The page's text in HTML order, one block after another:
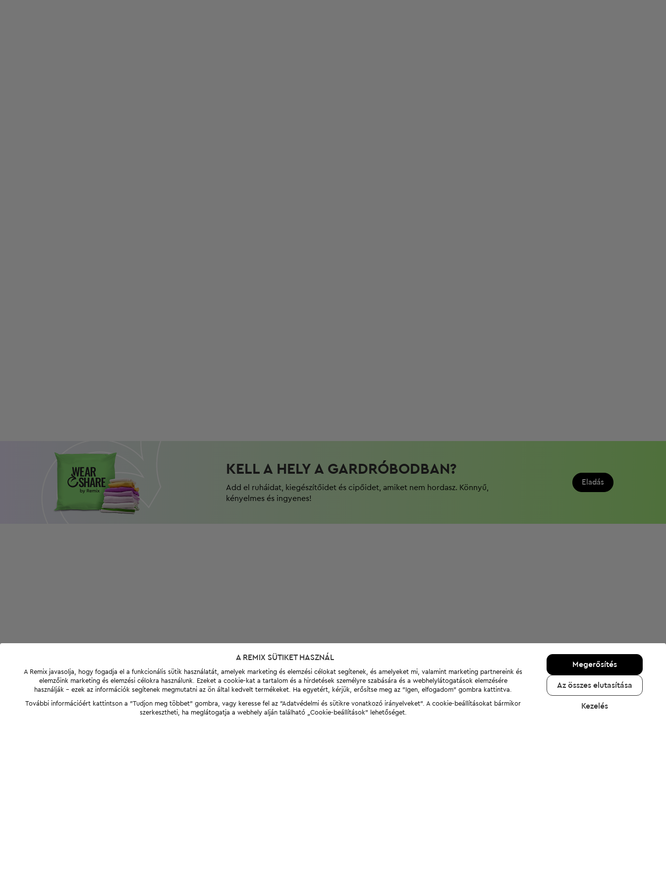
KELL A HELY A GARDRÓBODBAN?
Add el ruháidat, kiegészítőidet és cipőidet, amiket nem hordasz. Könnyű,
kényelmes és ingyenes!
Eladás
A REMIX SÜTIKET HASZNÁL
A Remix javasolja, hogy fogadja el a funkcionális sütik használatát, amelyek marketing és elemzési célokat segítenek, és amelyeket mi, valamint marketing partnereink és
elemzőink marketing és elemzési célokra használunk. Ezeket a cookie-kat a tartalom és a hirdetések személyre szabására és a webhelylátogatások elemzésére
használják - ezek az információk segítenek megmutatni az ön által kedvelt termékeket. Ha egyetért, kérjük, erősítse meg az "Igen, elfogadom" gombra kattintva.
További információért kattintson a "Tudjon meg többet" gombra, vagy keresse fel az "Adatvédelmi és sütikre vonatkozó irányelveket". A cookie-beállításokat bármikor
szerkesztheti, ha meglátogatja a webhely alján található „Cookie-beállítások” lehetőséget.
Megerősítés
Az összes elutasítása
Kezelés